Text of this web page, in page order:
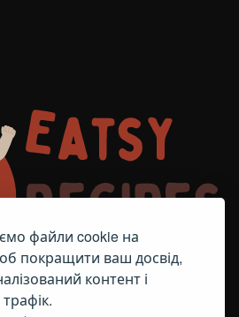
файли cookie на
покращити ваш досвід,
контент і